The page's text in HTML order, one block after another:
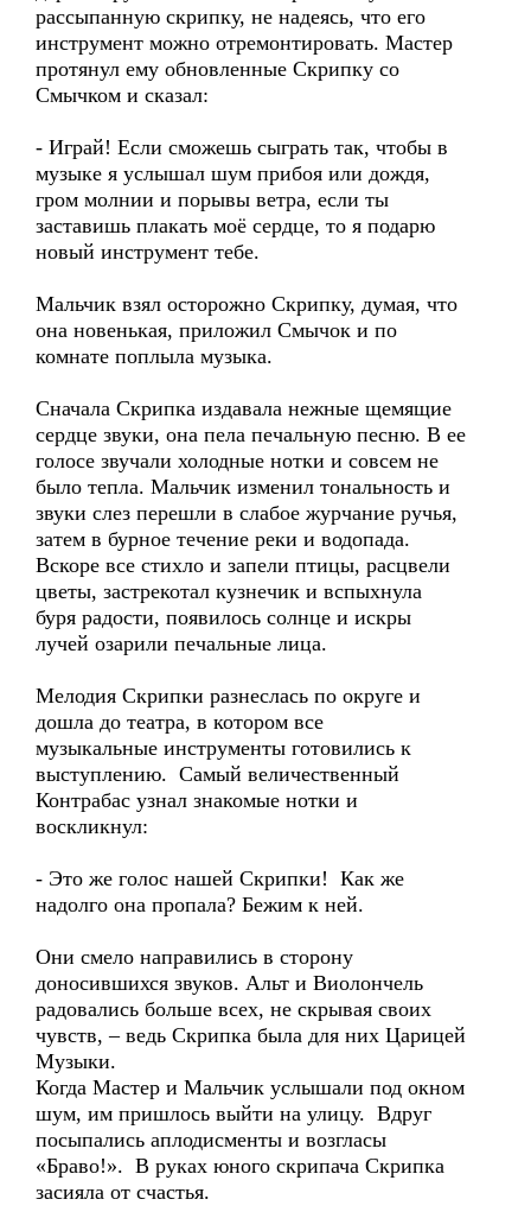
рассыпанную скрипку, не надеясь, что его
инструмент можно отремонтировать. Мастер
протянул ему обновленные Скрипку со
Смычком и сказал:
- Играй! Если сможешь сыграть так, чтобы в
музыке я услышал шум прибоя или дождя,
гром молнии и порывы ветра, если ты
заставишь плакать моё сердце, то я подарю
новый инструмент тебе.
Мальчик взял осторожно Скрипку, думая, что
она новенькая, приложил Смычок и по
комнате поплыла музыка.
Сначала Скрипка издавала нежные щемящие
сердце звуки, она пела печальную песню. В ее
голосе звучали холодные нотки и совсем не
было тепла. Мальчик изменил тональность и
звуки слез перешли в слабое журчание ручья,
затем в бурное течение реки и водопада.
Вскоре все стихло и запели птицы, расцвели
цветы, застрекотал кузнечик и вспыхнула
буря радости, появилось солнце и искры
лучей озарили печальные лица.
Мелодия Скрипки разнеслась по округе и
дошла до театра, в котором все
музыкальные инструменты готовились к
выступлению. Самый величественный
Контрабас узнал знакомые нотки и
воскликнул:
- Это же голос нашей Скрипки! Как же
надолго она пропала? Бежим к ней.
Они смело направились в сторону
доносившихся звуков. Альт и Виолончель
радовались больше всех, не скрывая своих
чувств, – ведь Скрипка была для них Царицей
Музыки.
Когда Мастер и Мальчик услышали под окном
шум, им пришлось выйти на улицу. Вдруг
посыпались аплодисменты и возгласы
«Браво!». В руках юного скрипача Скрипка
засияла от счастья.